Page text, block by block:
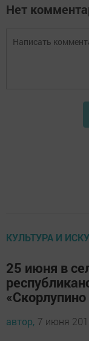
Нет
КУЛЬТУРА И
25 июня в
автор, 7 июня